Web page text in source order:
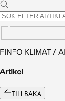
FINFO KLIMAT /
Artikel
TILLBAKA